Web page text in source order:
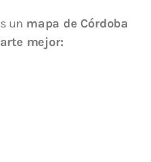
un mapa de Córdoba
mejor: